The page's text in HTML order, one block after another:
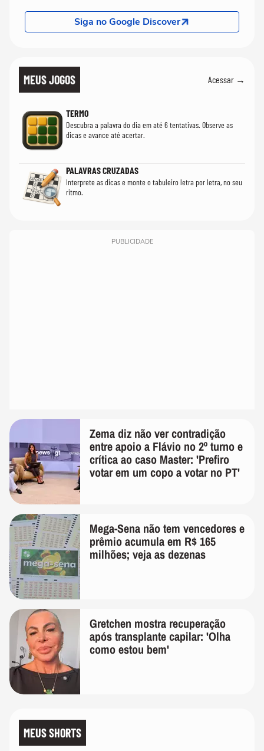
Siga no Google Discover
MEUS JOGOS Acessar →
TERMO
Descubra a palavra do dia em até 6 tentativas. Observe as
dicas e avance até acertar.
PALAVRAS CRUZADAS
Interprete as dicas e monte o tabuleiro letra por letra, no seu
ritmo.
PUBLICIDADE
Zema diz não ver contradição
entre apoio a Flávio no 2º turno e
crítica ao caso Master: 'Prefiro
votar em um copo a votar no PT'
Mega-Sena não tem vencedores e
prêmio acumula em R$ 165
milhões; veja as dezenas
Gretchen mostra recuperação
após transplante capilar: 'Olha
como estou bem'
MEUS SHORTS